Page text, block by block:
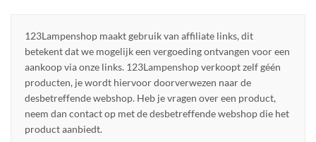
123Lampenshop maakt gebruik van affiliate links, dit
betekent dat we mogelijk een vergoeding ontvangen voor een
aankoop via onze links. 123Lampenshop verkoopt zelf géén
producten, je wordt hiervoor doorverwezen naar de
desbetreffende webshop. Heb je vragen over een product,
neem dan contact op met de desbetreffende webshop die het
product aanbiedt.